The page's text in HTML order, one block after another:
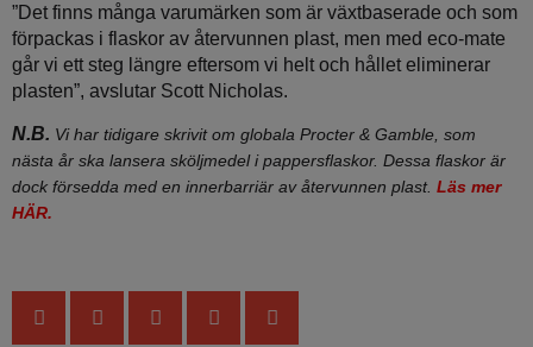
”Det finns många varumärken som är växtbaserade och som
förpackas i flaskor av återvunnen plast, men med eco-mate
går vi ett steg längre eftersom vi helt och hållet eliminerar
plasten”, avslutar Scott Nicholas.
N.B. Vi har tidigare skrivit om globala Procter & Gamble, som
nästa år ska lansera sköljmedel i pappersflaskor. Dessa flaskor är
dock försedda med en innerbarriär av återvunnen plast. Läs mer
HÄR.